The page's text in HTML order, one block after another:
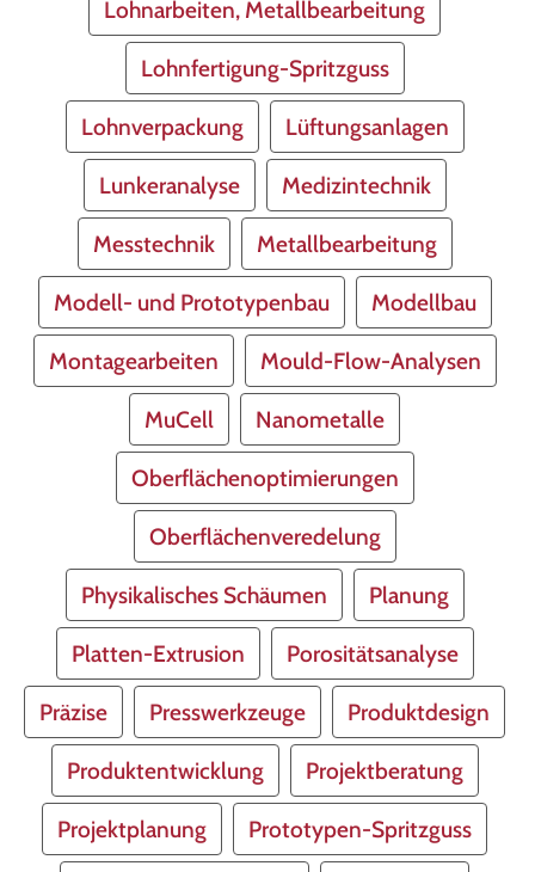
Lohnarbeiten, Metallbearbeitung
Lohnfertigung-Spritzguss
Lohnverpackung Lüftungsanlagen
Lunkeranalyse Medizintechnik
Messtechnik Metallbearbeitung
Modell- und Prototypenbau Modellbau
Montagearbeiten Mould-Flow-Analysen
MuCell Nanometalle
Oberflächenoptimierungen
Oberflächenveredelung
Physikalisches Schäumen Planung
Platten-Extrusion Porositätsanalyse
Präzise Presswerkzeuge Produktdesign
Produktentwicklung Projektberatung
Projektplanung Prototypen-Spritzguss